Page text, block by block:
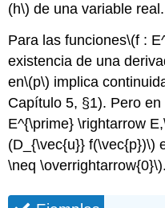
(h\) de una variable real.
Para las funciones\(f :
existencia de una
en\(p\) implica
Capítulo 5, §1). Pero
E^{\prime} \rightarrow
(D_{\vec{u}} f(\vec{p})\)
\neq \overrightarrow{0}\).